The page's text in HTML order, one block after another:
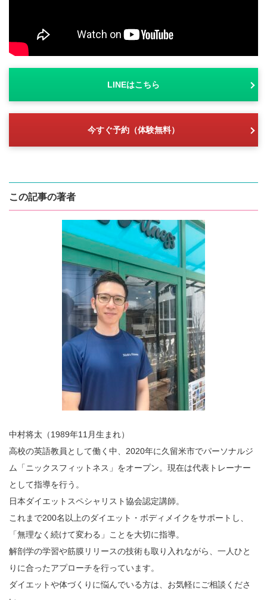
LINEはこちら
今すぐ予約（体験無料）
この記事の著者
中村将太（1989年11月生まれ）
高校の英語教員として働く中、2020年に久留米市でパーソナルジ
ム「ニックスフィットネス」をオープン。現在は代表トレーナー
として指導を行う。
日本ダイエットスペシャリスト協会認定講師。
これまで200名以上のダイエット・ボディメイクをサポートし、
「無理なく続けて変わる」ことを大切に指導。
解剖学の学習や筋膜リリースの技術も取り入れながら、一人ひと
りに合ったアプローチを行っています。
ダイエットや体づくりに悩んでいる方は、お気軽にご相談くださ